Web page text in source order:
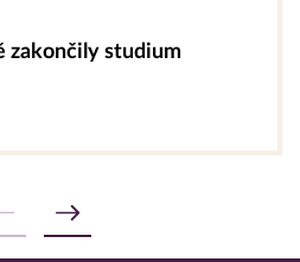
zakončily studium